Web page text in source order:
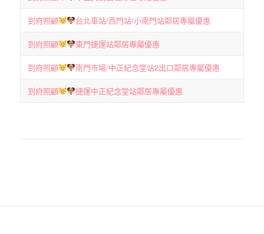
到府照顧 台北車站/西門站/小南門站鄰居專屬優惠
到府照顧 東門捷運站鄰居專屬優惠
到府照顧 南門市場/中正紀念堂站2出口鄰居專屬優惠
到府照顧 捷運中正紀念堂站鄰居專屬優惠